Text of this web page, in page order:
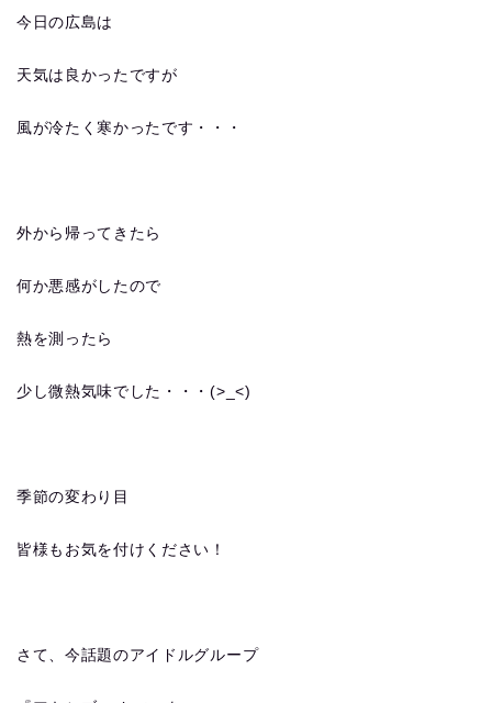
今日の広島は
天気は良かったですが
風が冷たく寒かったです・・・
外から帰ってきたら
何か悪感がしたので
熱を測ったら
少し微熱気味でした・・・(>_<)
季節の変わり目
皆様もお気を付けください！
さて、今話題のアイドルグループ